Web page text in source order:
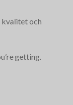
kvalitet och
getting.